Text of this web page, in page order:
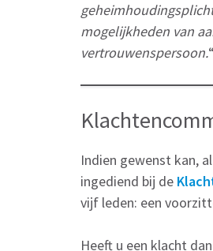
mogelijkheden van
vertrouwenspersoon.“
Indien gewenst kan,
ingediend bij de
vijf leden: een
Heeft u een klacht